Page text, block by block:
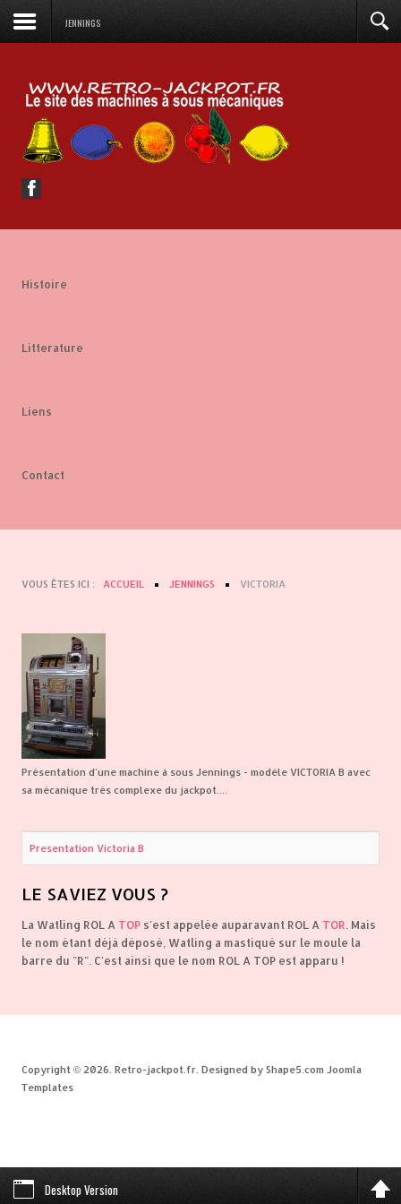
JENNINGS
Histoire
Litterature
Liens
Contact
VOUS ÊTES ICI : ACCUEIL JENNINGS VICTORIA
Présentation d'une machine à sous Jennings - modèle VICTORIA B avec
sa mécanique très complexe du jackpot....
Presentation Victoria B
LE SAVIEZ VOUS ?
La Watling ROL A TOPs'est appelée auparavant ROL A TOR . Mais
le nom étant déjà déposé, Watling a mastiqué sur le moule la
barre du "R". C'est ainsi que le nom ROL A TOP est apparu !
Copyright © 2026. Retro-jackpot.fr. Designed by Shape5.com Joomla
Templates
Desktop Version